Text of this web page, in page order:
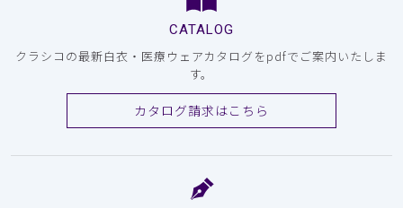
CATALOG
クラシコの最新白衣・医療ウェアカタログをpdfでご案内いたしま
す。
カタログ請求はこちら